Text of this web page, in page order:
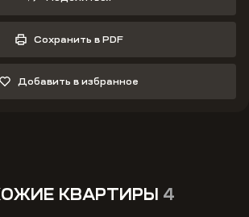
Сохранить в PDF
Добавить в избранное
КВАРТИРЫ 4